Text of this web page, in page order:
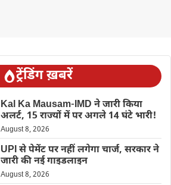
ट्रेंडिंग ख़बरें
Kal Ka Mausam-IMD ने जारी किया
अलर्ट, 15 राज्यों में पर अगले 14 घंटे भारी!
August 8, 2026
UPI से पेमेंट पर नहीं लगेगा चार्ज, सरकार ने
जारी की नई गाइडलाइन
August 8, 2026